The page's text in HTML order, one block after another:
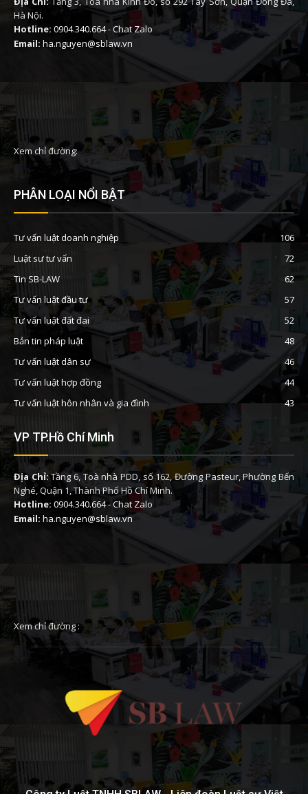
Hà Nội.
Hotline: 0904.340.664-Chat Zalo
Email: ha.nguyen@sblaw.vn
Xem chỉ đường:
PHÂN LOẠI NỔI BẬT
Tư vấn luật doanh nghiệp
106
Luật sư tư vấn
72
Tin SB-LAW
62
Tư vấn luật đầu tư
57
Tư vấn luật đất đai
52
Bản tin pháp luật
48
Tư vấn luật dân sự
46
Tư vấn luật hợp đồng
44
Tư vấn luật hôn nhân và gia đình
43
VP TP.Hồ Chí Minh
Địa Chỉ:Tầng 6, Toà nhà PDD, số 162, Đường Pasteur, Phường Bến
Nghé, Quận 1, Thành Phố Hồ Chí Minh.
Hotline: 0904.340.664-Chat Zalo
Email: ha.nguyen@sblaw.vn
Xem chỉ đường :